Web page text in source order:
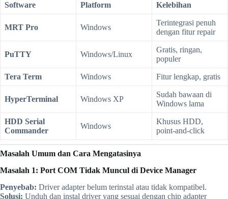
Software Platform Kelebihan
MRT Pro Windows
Terintegrasi penuh
dengan fitur repair
PuTTY Windows/Linux
Gratis, ringan,
populer
Tera Term Windows Fitur lengkap, gratis
HyperTerminal Windows XP
Sudah bawaan di
Windows lama
HDD Serial
Commander
Windows
Khusus HDD,
point-and-click
Masalah Umum dan Cara Mengatasinya
Masalah 1: Port COM Tidak Muncul di Device Manager
Penyebab: Driver adapter belum terinstal atau tidak kompatibel.
Solusi: Unduh dan instal driver yang sesuai dengan chip adapter